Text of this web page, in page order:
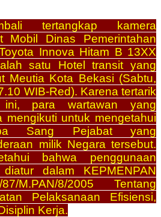
tertangkap kamera
Mobil Dinas Pemerintahan
Innova Hitam B 13XX
satu Hotel transit yang
Meutia Kota Bekasi (Sabtu,
WIB-Red). Karena tertarik
ini, para wartawan yang
mengikuti untuk mengetahui
Sang Pejabat yang
milik Negara tersebut.
bahwa penggunaan
dalam KEPMENPAN
M.PAN/8/2005 Tentang
Pelaksanaan Efisiensi,
Kerja.